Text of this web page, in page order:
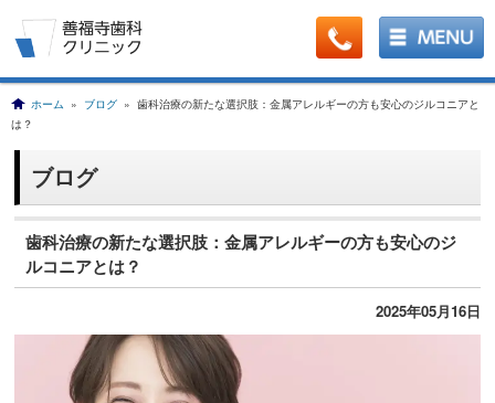
ホーム » ブログ » 歯科治療の新たな選択肢：金属アレルギーの方も安心のジルコニアと
は？
ブログ
歯科治療の新たな選択肢：金属アレルギーの方も安心のジ
ルコニアとは？
2025年05月16日